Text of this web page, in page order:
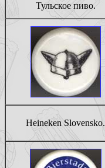
Тульское пиво.
Heineken Slovensko.